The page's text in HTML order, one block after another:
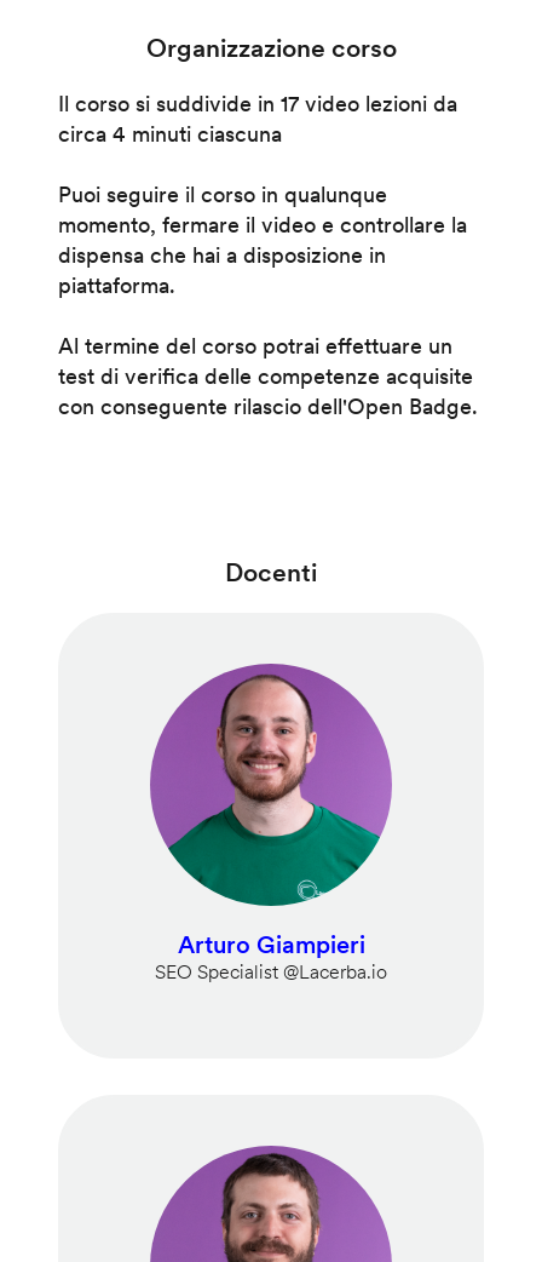
Organizzazione corso
Il corso si suddivide in 17 video lezioni da
circa 4 minuti ciascuna
Puoi seguire il corso in qualunque
momento, fermare il video e controllare la
dispensa che hai a disposizione in
piattaforma.
Al termine del corso potrai effettuare un
test di verifica delle competenze acquisite
con conseguente rilascio dell'Open Badge.
Docenti
Arturo Giampieri
SEO Specialist @Lacerba.io